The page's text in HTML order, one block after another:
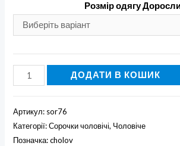
Розмір одягу
Вишиті
чоловічі
кількість
ДОДАТИ В КОШИК
Артикул: sor76
Категорії:Сорочки чоловічі, Чоловіче
Позначка:cholov